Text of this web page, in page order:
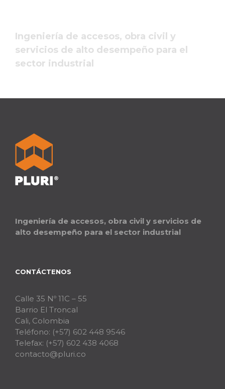
Ingeniería de accesos, obra civil y
servicios de alto desempeño para el
sector industrial
Ingeniería de accesos, obra civil y servicios de
alto desempeño para el sector industrial
CONTÁCTENOS
Calle 35 Nº 11C – 55
Barrio El Troncal
Cali, Colombia
Teléfono: (+57) 602 448 9546
Telefax: (+57) 602 438 4068
contacto@pluri.co